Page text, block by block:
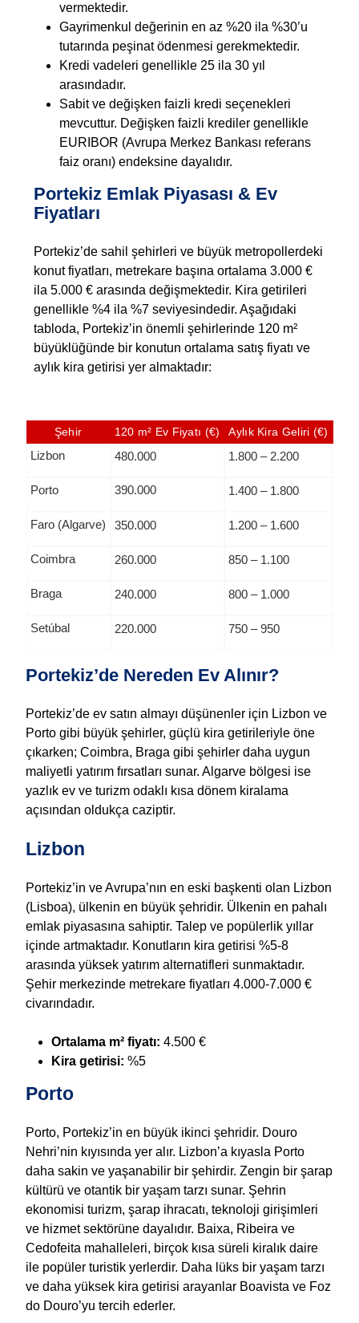
vermektedir.
Gayrimenkul değerinin en az %20 ila %30’u
tutarında peşinat ödenmesi gerekmektedir.
Kredi vadeleri genellikle 25 ila 30 yıl
arasındadır.
Sabit ve değişken faizli kredi seçenekleri
mevcuttur. Değişken faizli krediler genellikle
EURIBOR (Avrupa Merkez Bankası referans
faiz oranı) endeksine dayalıdır.
Portekiz Emlak Piyasası & Ev
Fiyatları
Portekiz’de sahil şehirleri ve büyük metropollerdeki
konut fiyatları, metrekare başına ortalama 3.000 €
ila 5.000 € arasında değişmektedir. Kira getirileri
genellikle %4 ila %7 seviyesindedir. Aşağıdaki
tabloda, Portekiz’in önemli şehirlerinde 120 m²
büyüklüğünde bir konutun ortalama satış fiyatı ve
aylık kira getirisi yer almaktadır:
Şehir 120 m² Ev Fiyatı (€) Aylık Kira Geliri (€)
Lizbon 480.000 1.800 – 2.200
Porto 390.000 1.400 – 1.800
Faro (Algarve) 350.000 1.200 – 1.600
Coimbra 260.000 850 – 1.100
Braga 240.000 800 – 1.000
Setúbal 220.000 750 – 950
Portekiz’de Nereden Ev Alınır?
Portekiz’de ev satın almayı düşünenler için Lizbon ve
Porto gibi büyük şehirler, güçlü kira getirileriyle öne
çıkarken; Coimbra, Braga gibi şehirler daha uygun
maliyetli yatırım fırsatları sunar. Algarve bölgesi ise
yazlık ev ve turizm odaklı kısa dönem kiralama
açısından oldukça caziptir.
Lizbon
Portekiz’in ve Avrupa’nın en eski başkenti olan Lizbon
(Lisboa), ülkenin en büyük şehridir. Ülkenin en pahalı
emlak piyasasına sahiptir. Talep ve popülerlik yıllar
içinde artmaktadır. Konutların kira getirisi %5-8
arasında yüksek yatırım alternatifleri sunmaktadır.
Şehir merkezinde metrekare fiyatları 4.000-7.000 €
civarındadır.
Ortalama m² fiyatı: 4.500 €
Kira getirisi: %5
Porto
Porto, Portekiz’in en büyük ikinci şehridir. Douro
Nehri’nin kıyısında yer alır. Lizbon’a kıyasla Porto
daha sakin ve yaşanabilir bir şehirdir. Zengin bir şarap
kültürü ve otantik bir yaşam tarzı sunar. Şehrin
ekonomisi turizm, şarap ihracatı, teknoloji girişimleri
ve hizmet sektörüne dayalıdır. Baixa, Ribeira ve
Cedofeita mahalleleri, birçok kısa süreli kiralık daire
ile popüler turistik yerlerdir. Daha lüks bir yaşam tarzı
ve daha yüksek kira getirisi arayanlar Boavista ve Foz
do Douro’yu tercih ederler.